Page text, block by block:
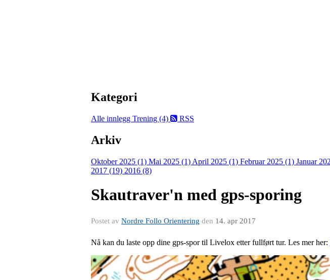
Kategori
Alle innlegg Trening (4) RSS
Arkiv
Oktober 2025 (1) Mai 2025 (1) April 2025 (1) Februar 2025 (1) Januar
2017 (19) 2016 (8)
Skautraver'n med gps-sporing
Postet av Nordre Follo Orientering den 14. apr 2017
Nå kan du laste opp dine gps-spor til Livelox etter fullført tur. Les mer her: